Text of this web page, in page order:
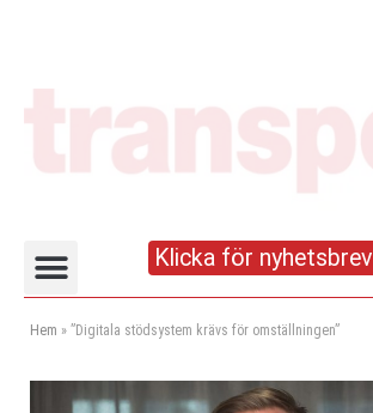
Klicka för nyhetsbrev
Hem » ”Digitala stödsystem krävs för omställningen”